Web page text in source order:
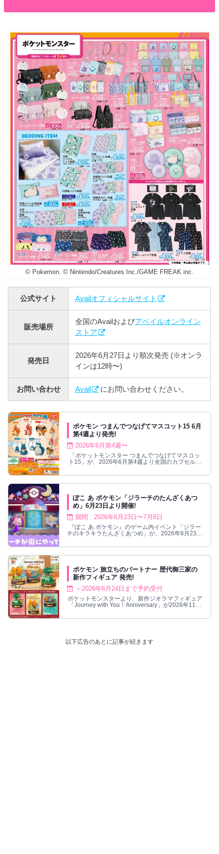
© Pokemon. © Nintendo/Creatures Inc./GAME FREAK inc.
公式サイト Availオフィシャルサイト
販売場所
全国のAvailおよびアベイルオンライン
ストア
発売日
2026年6月27日より順次発売 (※オンラ
インは12時〜)
お問い合わせ Avail にお問い合わせください。
ポケモン つまんでつなげてマスコット15 6月
第4週より発売!
2026年6月第4週〜
「ポケットモンスター つまんでつなげてマスコッ
ト15」が、2026年6月第4週より全国のカプセルト
ぽこ あ ポケモン「ジラーチのたんざくあつ
め」6月23日より開催!
期間 : 2026年6月23日〜7月8日
『ぽこ あ ポケモン』のゲーム内イベント「ジラー
チのキラキラたんざくあつめ」が、2026年6月23日
ポケモン 旅立ちのパートナー 歴代御三家の
新作フィギュア 発売!
～2026年6月24日まで予約受付
ポケットモンスターより、新作ジオラマフィギュア
「Journey with You！​Anniversary」が2026年11月
以下広告のあとに記事が続きます